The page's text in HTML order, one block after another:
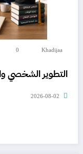
Khadijaa
0
التطوير الشخصي
2026-08-02